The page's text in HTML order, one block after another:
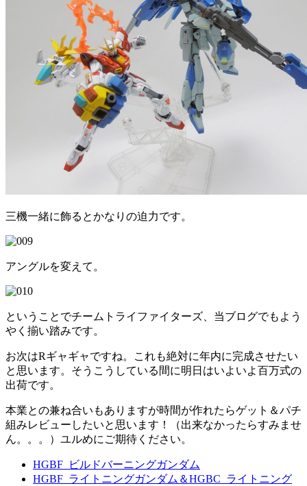
三機一緒に飾るとかなりの迫力です。
アングルを変えて。
ということでチームトライファイターズ、当ブログでもよう
やく揃い踏みです。
お次はRギャギャですね。これも絶対に年内に完成させたい
と思います。そうこうしている間に明日はいよいよ百万式の
出荷です。
本業との兼ね合いもありますが時間が作れたらゲット＆パチ
組みレビューしたいと思います！（出来なかったらすみませ
ん。。。）ユルめにご期待ください。
HGBF_ビルドバーニングガンダム
HGBF_ライトニングガンダム＆HGBC_ライトニング